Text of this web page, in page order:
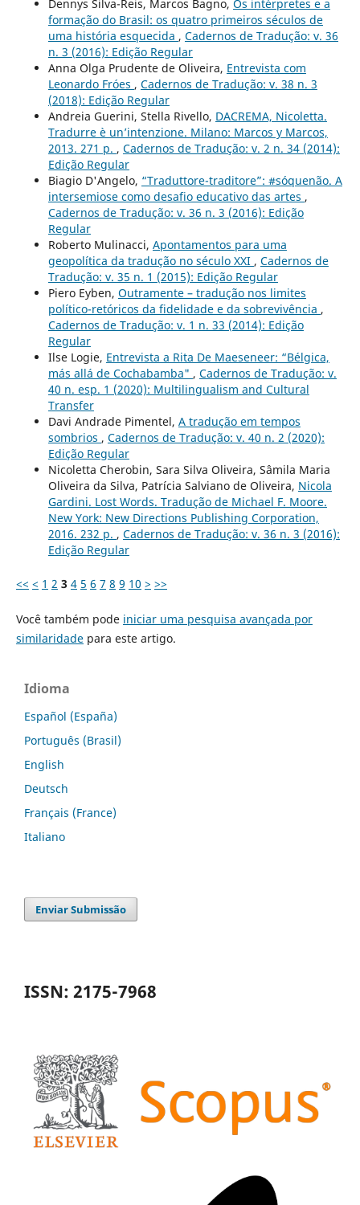
Dennys Silva-Reis, Marcos Bagno, Os intérpretes e a
formação do Brasil: os quatro primeiros séculos de
uma história esquecida , Cadernos de Tradução: v. 36
n. 3 (2016): Edição Regular
Anna Olga Prudente de Oliveira, Entrevista com
Leonardo Fróes , Cadernos de Tradução: v. 38 n. 3
(2018): Edição Regular
Andreia Guerini, Stella Rivello, DACREMA, Nicoletta.
Tradurre è un’intenzione. Milano: Marcos y Marcos,
2013. 271 p. , Cadernos de Tradução: v. 2 n. 34 (2014):
Edição Regular
Biagio D'Angelo, “Traduttore-traditore”: #sóquenão. A
intersemiose como desafio educativo das artes ,
Cadernos de Tradução: v. 36 n. 3 (2016): Edição
Regular
Roberto Mulinacci, Apontamentos para uma
geopolítica da tradução no século XXI , Cadernos de
Tradução: v. 35 n. 1 (2015): Edição Regular
Piero Eyben, Outramente – tradução nos limites
político-retóricos da fidelidade e da sobrevivência ,
Cadernos de Tradução: v. 1 n. 33 (2014): Edição
Regular
Ilse Logie, Entrevista a Rita De Maeseneer: “Bélgica,
más allá de Cochabamba" , Cadernos de Tradução: v.
40 n. esp. 1 (2020): Multilingualism and Cultural
Transfer
Davi Andrade Pimentel, A tradução em tempos
sombrios , Cadernos de Tradução: v. 40 n. 2 (2020):
Edição Regular
Nicoletta Cherobin, Sara Silva Oliveira, Sâmila Maria
Oliveira da Silva, Patrícia Salviano de Oliveira, Nicola
Gardini. Lost Words. Tradução de Michael F. Moore.
New York: New Directions Publishing Corporation,
2016. 232 p. , Cadernos de Tradução: v. 36 n. 3 (2016):
Edição Regular
<< < 1 2 3 4 5 6 7 8 9 10 > >>
Você também pode iniciar uma pesquisa avançada por
similaridadepara este artigo.
Idioma
Español (España)
Português (Brasil)
English
Deutsch
Français (France)
Italiano
Enviar Submissão
ISSN: 2175-7968